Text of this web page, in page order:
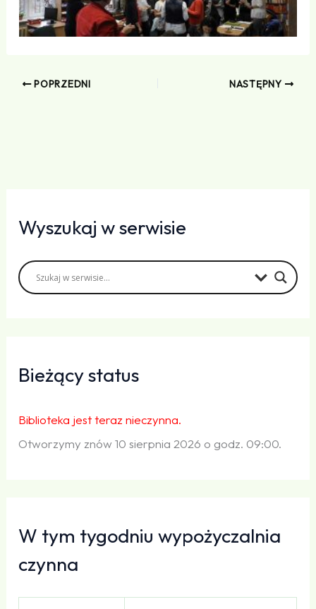
POPRZEDNI NASTĘPNY
Wyszukaj w serwisie
Bieżący status
Biblioteka jest teraz nieczynna.
Otworzymy znów 10 sierpnia 2026 o godz. 09:00.
W tym tygodniu wypożyczalnia
czynna